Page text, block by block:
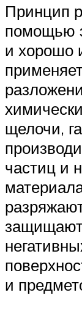
Принцип
помощью
и хорошо
щелочи,
частиц и
и